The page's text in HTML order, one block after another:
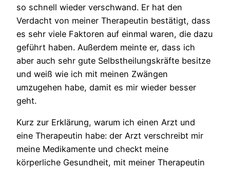
so schnell wieder verschwand. Er hat den
Verdacht von meiner Therapeutin bestätigt, dass
es sehr viele Faktoren auf einmal waren, die dazu
geführt haben. Außerdem meinte er, dass ich
aber auch sehr gute Selbstheilungskräfte besitze
und weiß wie ich mit meinen Zwängen
umzugehen habe, damit es mir wieder besser
geht.
Kurz zur Erklärung, warum ich einen Arzt und
eine Therapeutin habe: der Arzt verschreibt mir
meine Medikamente und checkt meine
körperliche Gesundheit, mit meiner Therapeutin